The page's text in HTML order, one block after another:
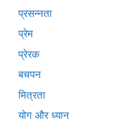
प्रसन्नता
प्रेम
प्रेरक
बचपन
मित्रता
योग और ध्यान